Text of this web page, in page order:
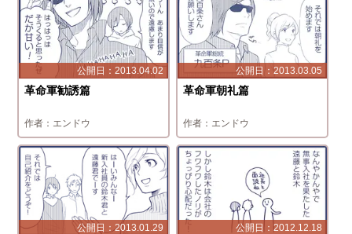
2013.04.02
革命軍勧誘篇
エンドウ
2013.03.05
革命軍朝礼篇
エンドウ
2013.01.29 2012.12.18